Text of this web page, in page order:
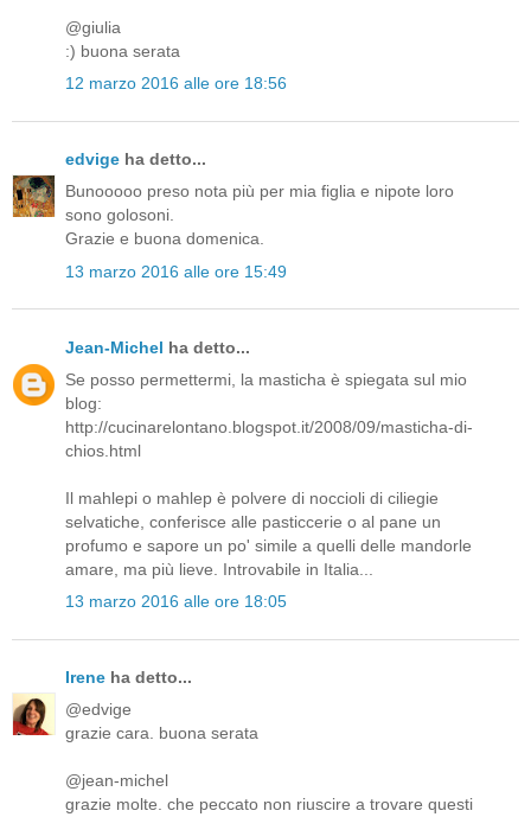
@giulia
:) buona serata
12 marzo 2016 alle ore 18:56
edvige ha detto...
Bunooooo preso nota più per mia figlia e nipote loro
sono golosoni.
Grazie e buona domenica.
13 marzo 2016 alle ore 15:49
Jean-Michel ha detto...
Se posso permettermi, la masticha è spiegata sul mio
blog:
http://cucinarelontano.blogspot.it/2008/09/masticha-di-
chios.html
Il mahlepi o mahlep è polvere di noccioli di ciliegie
selvatiche, conferisce alle pasticcerie o al pane un
profumo e sapore un po' simile a quelli delle mandorle
amare, ma più lieve. Introvabile in Italia...
13 marzo 2016 alle ore 18:05
Irene ha detto...
@edvige
grazie cara. buona serata
@jean-michel
grazie molte. che peccato non riuscire a trovare questi